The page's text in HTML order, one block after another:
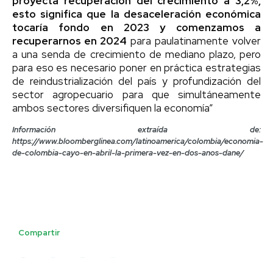
esto significa que la desaceleración económica
tocaría fondo en 2023 y comenzamos a
recuperarnos en 2024 para paulatinamente volver
a una senda de crecimiento de mediano plazo, pero
para eso es necesario poner en práctica estrategias
de reindustrialización del país y profundización del
sector agropecuario para que simultáneamente
ambos sectores diversifiquen la economía”
Información extraída de:
https://www.bloomberglinea.com/latinoamerica/colombia/economia-
de-colombia-cayo-en-abril-la-primera-vez-en-dos-anos-dane/
Compartir